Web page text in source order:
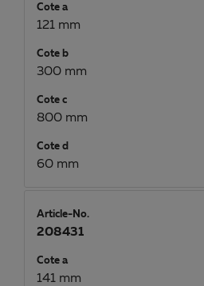
Cote a
121 mm
Cote b
300 mm
Cote c
800 mm
Cote d
60 mm
Article-No.
208431
Cote a
141 mm